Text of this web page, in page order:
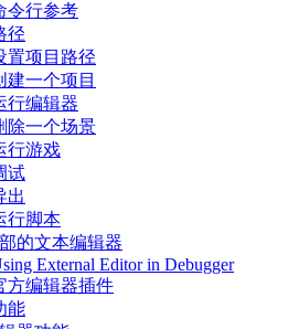
令行参考
径
置项目路径
建一个项目
行编辑器
除一个场景
行游戏
试
出
行脚本
的文本编辑器
External Editor in Debugger
方编辑器插件
能